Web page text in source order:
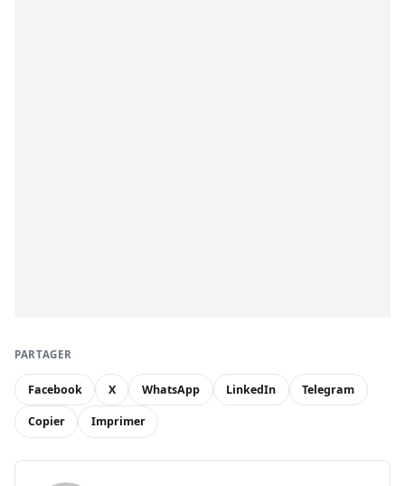
PARTAGER
Facebook X WhatsApp LinkedIn Telegram
Copier Imprimer